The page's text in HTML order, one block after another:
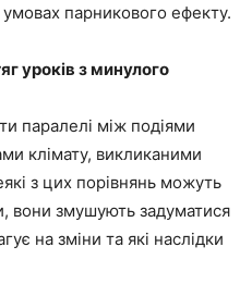
парникового ефекту.
уроків з минулого
паралелі між подіями
клімату, викликаними
з цих порівнянь можуть
вони змушують задуматися
на зміни та які наслідки